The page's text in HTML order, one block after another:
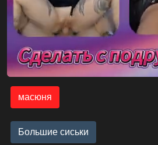
масюня
Большие сиськи